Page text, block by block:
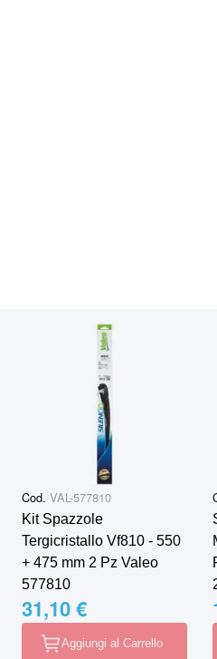
Cod. VAL-577810
Kit Spazzole
Tergicristallo Vf810 - 550
+ 475 mm 2 Pz Valeo
577810
31,10 €
Aggiungi al Carrello